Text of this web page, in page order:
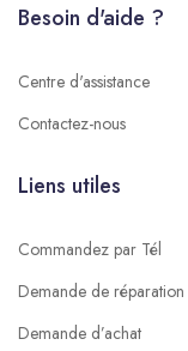
Besoin d'aide ?
Centre d'assistance
Contactez-nous
Liens utiles
Commandez par Tél
Demande de réparation
Demande d’achat